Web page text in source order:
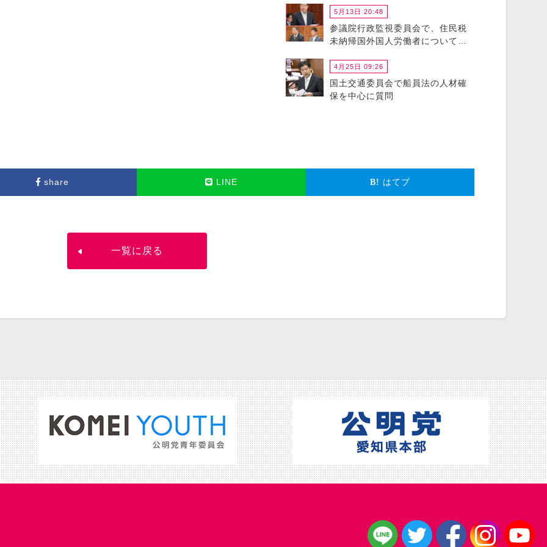
5月13日 20:48
参議院行政監視委員会で、住民税
未納帰国外国人労働者について政
4月25日 09:26
国土交通委員会で船員法の人材確
保を中心に質問
share LINE はてブ
一覧に戻る